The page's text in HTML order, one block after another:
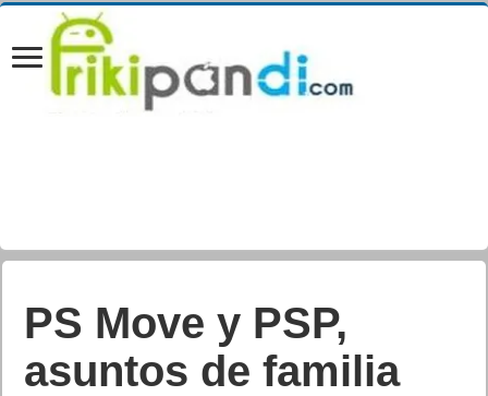
«Assassin’s Creed:
Revelations»,